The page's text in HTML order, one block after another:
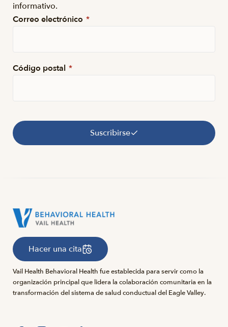
informativo.
Correo electrónico *
Código postal *
Suscribirse
Hacer una cita
Vail Health Behavioral Health fue establecida para servir como la
organización principal que lidera la colaboración comunitaria en la
transformación del sistema de salud conductual del Eagle Valley.